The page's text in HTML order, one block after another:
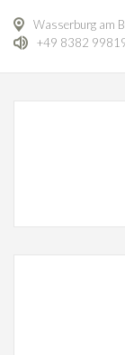
Wasserburg am
+49 8382